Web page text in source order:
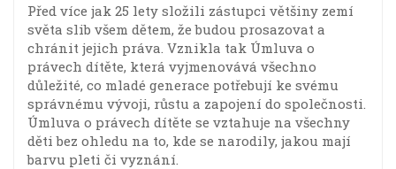
Před více jak 25 lety složili zástupci většiny zemí
světa slib všem dětem, že budou prosazovat a
chránit jejich práva. Vznikla tak Úmluva o
právech dítěte, která vyjmenovává všechno
důležité, co mladé generace potřebují ke svému
správnému vývoji, růstu a zapojení do společnosti.
Úmluva o právech dítěte se vztahuje na všechny
děti bez ohledu na to, kde se narodily, jakou mají
barvu pleti či vyznání.